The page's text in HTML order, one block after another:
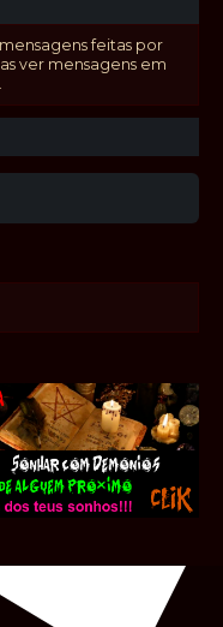
feitas por
ver mensagens em